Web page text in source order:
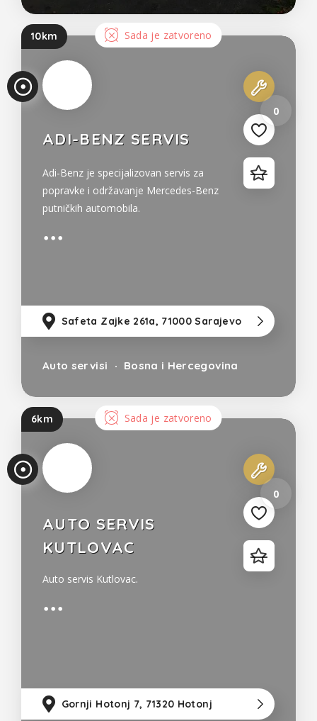
10km Sada je zatvoreno
0
ADI-BENZ SERVIS
Adi-Benz je specijalizovan servis za
popravke i održavanje Mercedes-Benz
putničkih automobila.
Safeta Zajke 261a, 71000 Sarajevo
Auto servisi Bosna i Hercegovina
6km Sada je zatvoreno
0
AUTO SERVIS
KUTLOVAC
Auto servis Kutlovac.
Gornji Hotonj 7, 71320 Hotonj